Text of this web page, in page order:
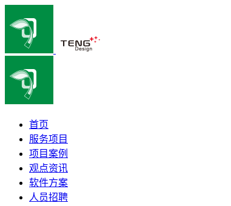
首页
服务项目
项目案例
观点资讯
软件方案
人员招聘